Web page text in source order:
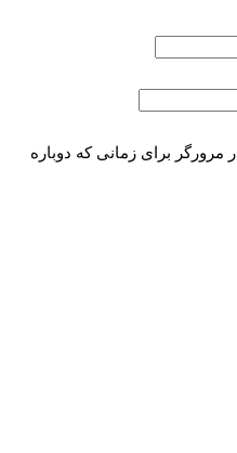
مرورگر برای زمانی که دوباره